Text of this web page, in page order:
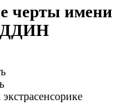
черты имени